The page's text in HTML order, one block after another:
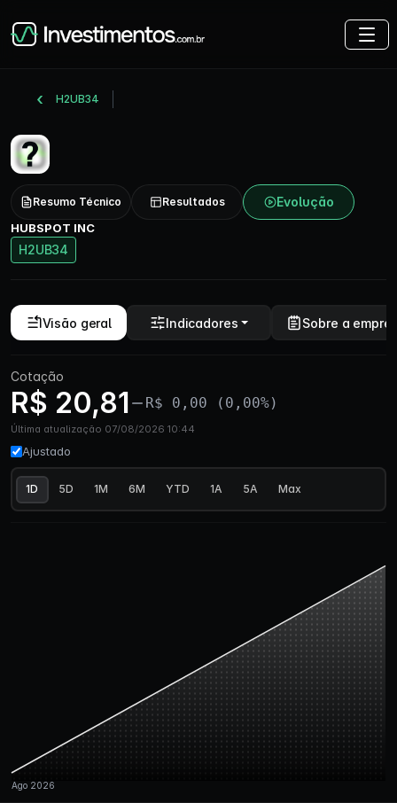
H2UB34
Resumo Técnico Resultados Evolução
HUBSPOT INC
H2UB34
Visão geral Indicadores Sobre a
Cotação
R$ 20,81 R$ 0,00 (0,00%)
Última atualização 07/08/2026 10:44
Ajustado
1D 5D 1M 6M YTD 1A 5A Max